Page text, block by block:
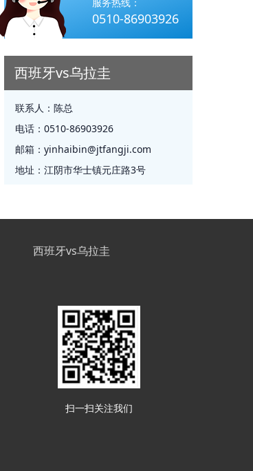
0510-86903926
西班牙vs乌拉圭
联系人： 陈总
电话： 0510-86903926
邮箱： yinhaibin@jtfangji.com
地址： 江阴市华士镇元庄路3号
西班牙vs乌拉圭
扫一扫关注我们